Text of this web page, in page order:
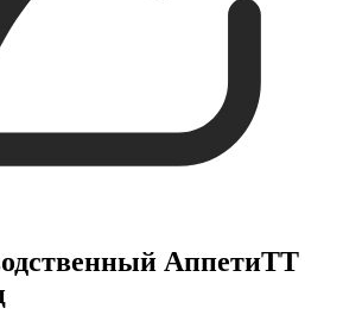
АппетиТТ